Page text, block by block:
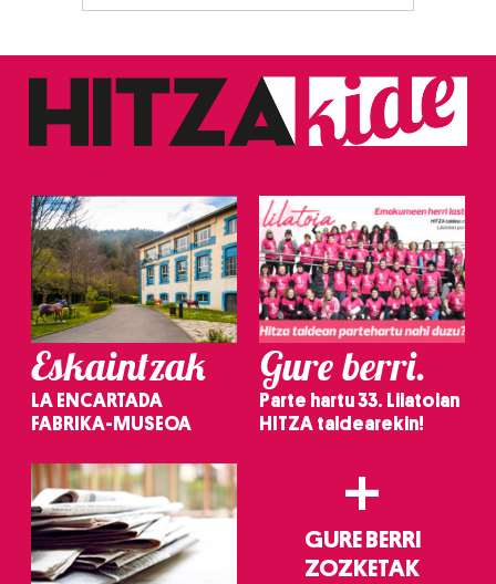
Eskaintzak
LA ENCARTADA
FABRIKA-MUSEOA
Gure berri.
Parte hartu 33. Lilatoian
HITZA taldearekin!
+
GURE BERRI
ZOZKETAK